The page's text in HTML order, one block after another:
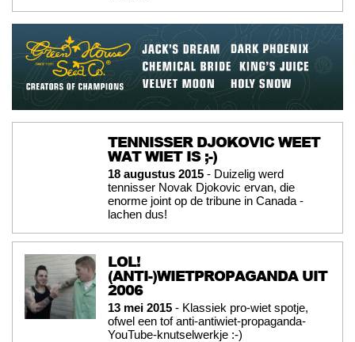
TENNISSER DJOKOVIC WEET
WAT WIET IS ;-)
18 augustus 2015 - Duizelig werd
tennisser Novak Djokovic ervan, die
enorme joint op de tribune in Canada -
lachen dus!
LOL!
(ANTI-)WIETPROPAGANDA UIT
2006
13 mei 2015 - Klassiek pro-wiet spotje,
ofwel een tof anti-antiwiet-propaganda-
YouTube-knutselwerkje :-)